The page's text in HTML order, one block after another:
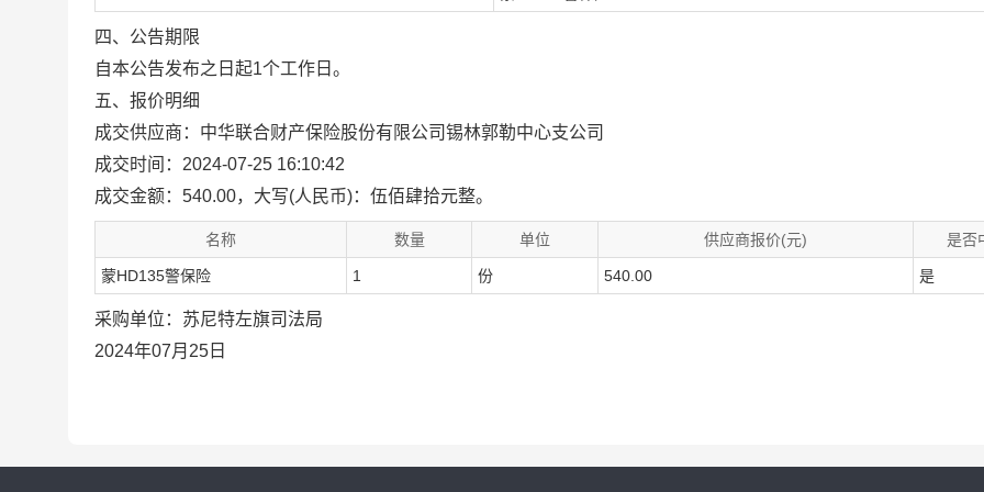
四、公告期限
自本公告发布之日起1个工作日。
五、报价明细
成交供应商：中华联合财产保险股份有限公司锡林郭勒中心支公司
成交时间：2024-07-25 16:10:42
成交金额：540.00，大写(人民币)：伍佰肆拾元整。
名称 数量 单位 供应商报价(元) 是否
蒙HD135警保险 1 份 540.00 是
采购单位：苏尼特左旗司法局
2024年07月25日